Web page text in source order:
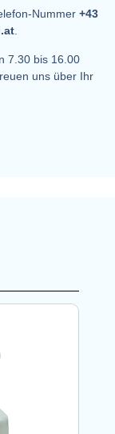
Nummer +43
7.30 bis 16.00
uns über Ihr